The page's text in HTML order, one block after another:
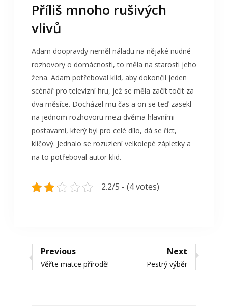
Příliš mnoho rušivých
vlivů
Adam doopravdy neměl náladu na nějaké nudné
rozhovory o domácnosti, to měla na starosti jeho
žena. Adam potřeboval klid, aby dokončil jeden
scénář pro televizní hru, jež se měla začít točit za
dva měsíce. Docházel mu čas a on se teď zasekl
na jednom rozhovoru mezi dvěma hlavními
postavami, který byl pro celé dílo, dá se říct,
klíčový. Jednalo se rozuzlení velkolepé zápletky a
na to potřeboval autor klid.
2.2/5 - (4 votes)
Navigace
pro
Previous
Previous
Věřte matce přírodě!
Next
Next
Pestrý výběr